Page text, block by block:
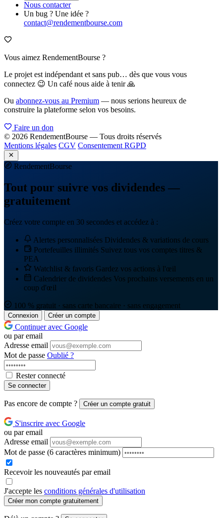
Nous contacter
Un bug ? Une idée ?
contact@rendementbourse.com
Vous aimez RendementBourse ?
Le projet est indépendant et sans pub… dès que vous vous
connectez 😉 Un café nous aide à tenir 🙏
Ou abonnez-vous au Premium — nous serions heureux de
construire la plateforme selon vos besoins.
Faire un don
© 2026 RendementBourse — Tous droits réservés
Mentions légales CGV Consentement RGPD
RendementBourse
Tout pour suivre vos dividendes —
gratuitement
Créez votre compte en 30 secondes et accédez à :
Alertes personnalisées Dividendes & variations de cours
Portefeuilles illimités Suivez tous vos comptes titres &
PEA
Watchlist & favoris Gardez vos actions à l'œil
Calendrier de dividendes Vos prochains versements en un
coup d'œil
100 % gratuit · sans carte bancaire · sans engagement
Connexion Créer un compte
Continuer avec Google
ou par email
Adresse email
Mot de passe Oublié ?
Rester connecté
Se connecter
Pas encore de compte ? Créer un compte gratuit
S'inscrire avec Google
ou par email
Adresse email
Mot de passe (6 caractères minimum)
Recevoir les nouveautés par email
J'accepte les conditions générales d'utilisation
Créer mon compte gratuitement